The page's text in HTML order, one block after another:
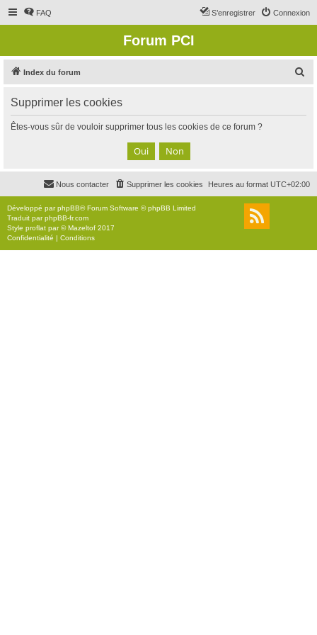
FAQ Connexion
S’enregistrer
Forum PCI
Index du forum
c
Supprimer les cookies
Êtes-vous sûr de vouloir supprimer tous les cookies de ce forum ?
Heures au format UTC+02:00
Supprimer les cookies
Nous contacter
Développé parphpBB® Forum Software © phpBB Limited
Traduit parphpBB-fr.com
Style proflat par ©Mazeltof 2017
Confidentialité | Conditions